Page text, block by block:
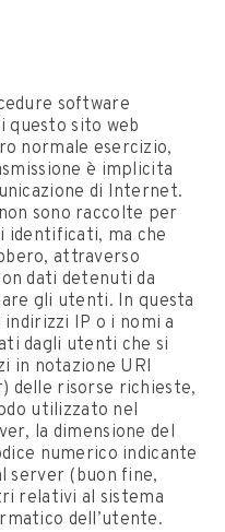
software
questo sito web
normale esercizio,
è implicita
di Internet.
sono raccolte per
identificati, ma che
attraverso
dati detenuti da
gli utenti. In questa
IP o i nomi a
dagli utenti che si
in notazione URI
delle risorse richieste,
utilizzato nel
la dimensione del
numerico indicante
server (buon fine,
relativi al sistema
dell’utente.